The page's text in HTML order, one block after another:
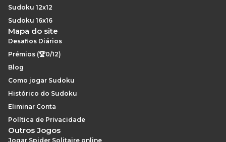
Sudoku 12x12
Sudoku 16x16
Mapa do site
Desafios Diários
Prémios (🏆0/12)
Blog
Como jogar Sudoku
Histórico do Sudoku
Eliminar Conta
Política de Privacidade
Outros Jogos
Jogar Spider Solitaire online